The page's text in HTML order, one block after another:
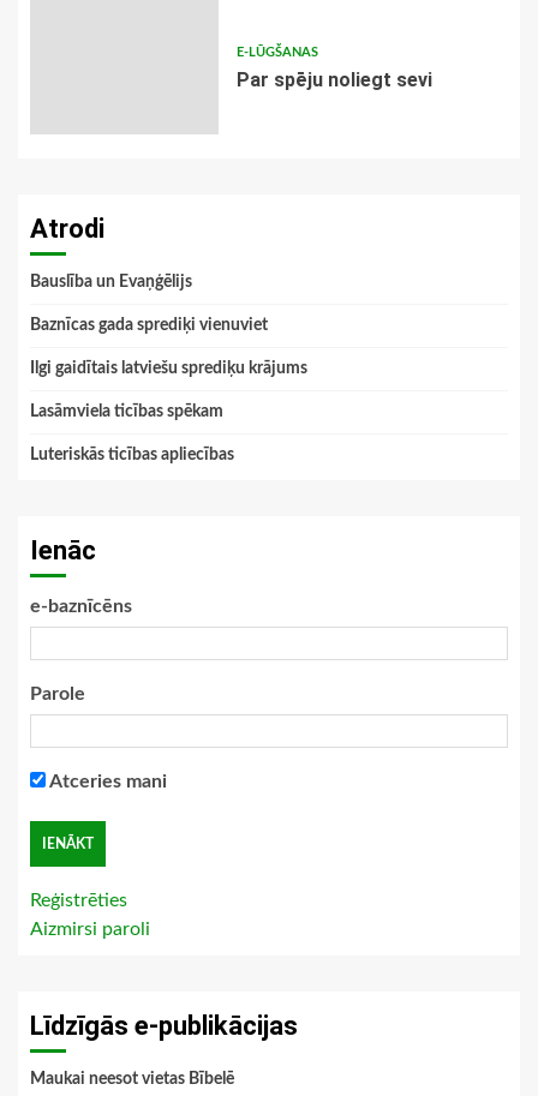
E-LŪGŠANAS
Par spēju noliegt sevi
Atrodi
Bauslība un Evaņģēlijs
Baznīcas gada sprediķi vienuviet
Ilgi gaidītais latviešu sprediķu krājums
Lasāmviela ticības spēkam
Luteriskās ticības apliecības
Ienāc
e-baznīcēns
Parole
Atceries mani
Reģistrēties
Aizmirsi paroli
Līdzīgās e-publikācijas
Maukai neesot vietas Bībelē